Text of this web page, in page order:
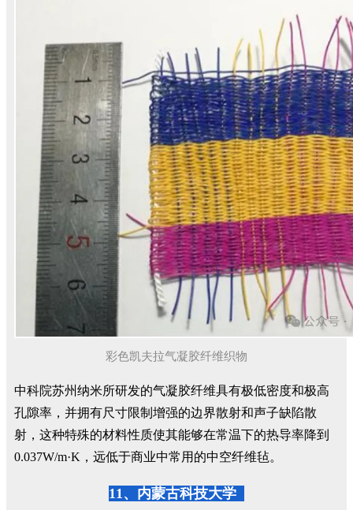
彩色凯夫拉气凝胶纤维织物
中科院苏州纳米所研发的气凝胶纤维具有极低密度和极高
孔隙率，并拥有尺寸限制增强的边界散射和声子缺陷散
射，这种特殊的材料性质使其能够在常温下的热导率降到
0.037W/m·K，远低于商业中常用的中空纤维毡。
11、内蒙古科技大学